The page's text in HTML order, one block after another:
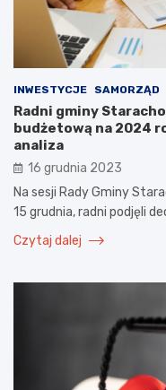
INWESTYCJE SAMORZĄD
Radni gminy
budżetową na 2024
analiza
16 grudnia 2023
Na sesji Rady Gminy
15 grudnia, radni podjęli
Czytaj dalej